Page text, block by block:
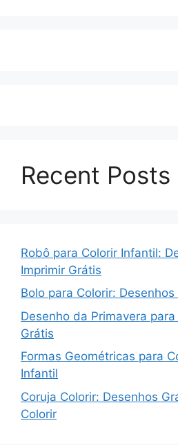
Recent Posts
Robô para Colorir Infantil:
Imprimir Grátis
Bolo para Colorir:
Desenho da Primavera
Grátis
Formas Geométricas para
Infantil
Coruja Colorir: Desenhos
Colorir